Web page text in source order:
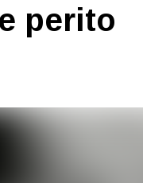
perito